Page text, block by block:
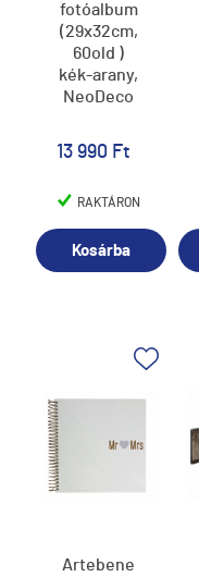
fotóalbum
(29x32cm,
60old )
kék-arany,
NeoDeco
13 990 Ft
RAKTÁRON
Kosárba
Artebene